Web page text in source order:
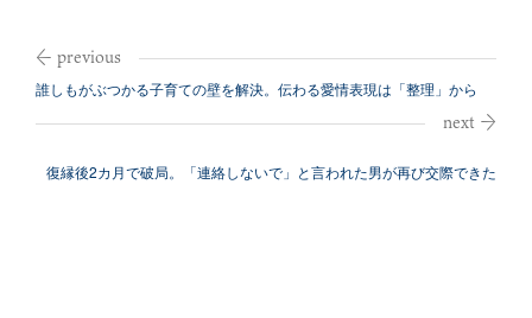
誰しもがぶつかる子育ての壁を解決。伝わる愛情表現は「整理」から
復縁後2カ月で破局。「連絡しないで」と言われた男が再び交際できた